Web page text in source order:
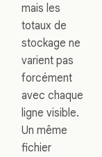
mais les
totaux de
stockage ne
varient pas
forcément
avec chaque
ligne visible.
Un même
fichier